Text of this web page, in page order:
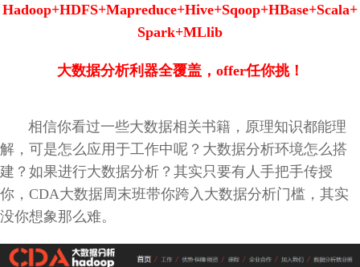
Hadoop+HDFS+Mapreduce+Hive+Sqoop+HBase+Scala+
Spark+MLlib
大数据分析利器全覆盖，offer任你挑！
相信你看过一些大数据相关书籍，原理知识都能理
解，可是怎么应用于工作中呢？大数据分析环境怎么搭
建？如果进行大数据分析？其实只要有人手把手传授
你， CDA大数据周末班带你跨入大数据分析门槛，其实
没你想象那么难。